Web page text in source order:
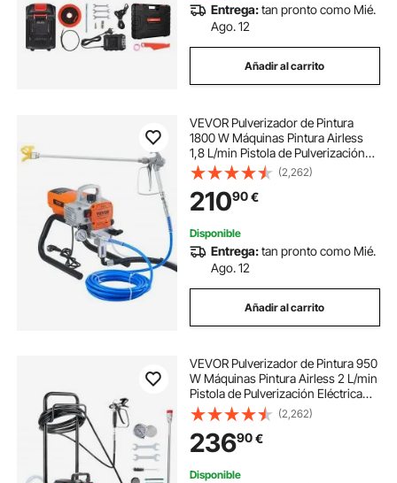
Entrega:tan pronto como Mié.
Ago. 12
Añadir al carrito
VEVOR Pulverizador de Pintura
1800 W Máquinas Pintura Airless
1,8 L/min Pistola de Pulverización
Eléctrica sin Aire Presión Máxima
3000 PSI con Manguera de 9 m
para Pared, Mueble, Exterior,
Interior
(2,262)
21090€
Disponible
Entrega:tan pronto como Mié.
Ago. 12
Añadir al carrito
VEVOR Pulverizador de Pintura 950
W Máquinas Pintura Airless 2 L/min
Pistola de Pulverización Eléctrica
sin Aire con Carro Presión Máxima
3000 PSI con Manguera de 15 m
para Pared, Mueble, Cercas
(2,262)
23690€
Disponible